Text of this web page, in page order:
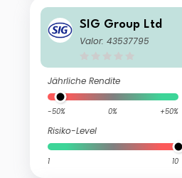
SIG Group Ltd
Valor: 43537795
Jährliche Rendite
-50% 0% +50%
Risiko-Level
1 10